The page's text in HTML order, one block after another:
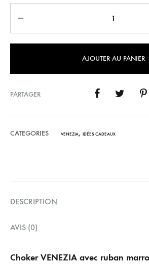
AJOUTER AU PANIER
PARTAGER
CATEGORIES VENEZIA, IDÉES CADEAUX
DESCRIPTION
AVIS (0)
Choker VENEZIA avec ruban